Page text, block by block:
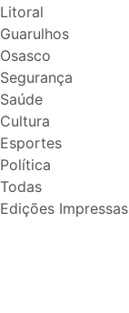
Litoral
Guarulhos
Osasco
Segurança
Saúde
Cultura
Esportes
Política
Todas
Edições Impressas